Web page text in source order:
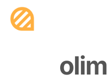
olim